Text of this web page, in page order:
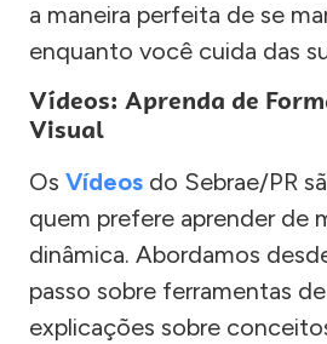
a maneira perfeita de se
enquanto você cuida das
Vídeos: Aprenda de
Visual
Os Vídeos do Sebrae/PR
quem prefere aprender de
dinâmica. Abordamos
passo sobre ferramentas
explicações sobre